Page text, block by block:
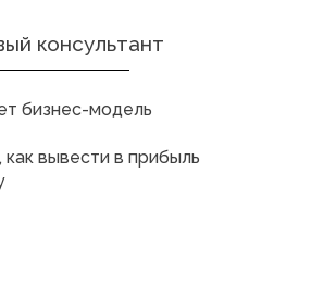
консультант
бизнес-модель
вывести в прибыль